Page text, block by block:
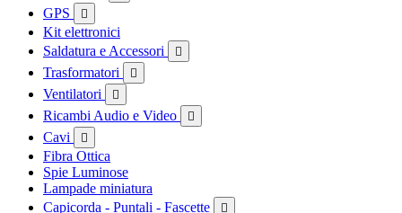
GPS 
Kit elettronici
Saldatura e Accessori

Trasformatori 
Ventilatori 
Ricambi Audio e Video 
Cavi 
Fibra Ottica
Spie Luminose
Lampade miniatura
Capicorda - Puntali - Fascette
